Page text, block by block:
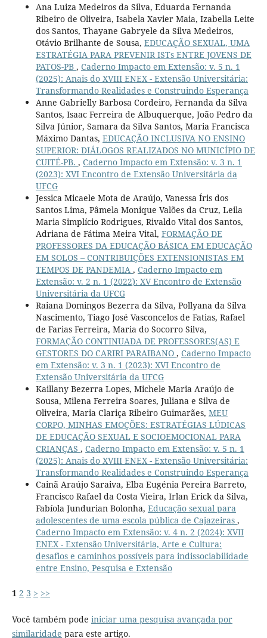
Ana Luiza Medeiros da Silva, Eduarda Fernanda
Ribeiro de Oliveira, Isabela Xavier Maia, Izabella Leite
dos Santos, Thayane Gabryele da Silva Medeiros,
Otávio Brilhante de Sousa, EDUCAÇÃO SEXUAL, UMA
ESTRATÉGIA PARA PREVENIR ISTs ENTRE JOVENS DE
PATOS-PB , Caderno Impacto em Extensão: v. 5 n. 1
(2025): Anais do XVIII ENEX - Extensão Universitária:
Transformando Realidades e Construindo Esperança
Anne Gabrielly Barbosa Cordeiro, Fernanda da Silva
Santos, Isaac Ferreira de Albuquerque, João Pedro da
Silva Júnior, Samara da Silva Santos, Maria Francisca
Máximo Dantas, EDUCAÇÃO INCLUSIVA NO ENSINO
SUPERIOR: DIÁLOGOS REALIZADOS NO MUNICÍPIO DE
CUITÉ-PB. , Caderno Impacto em Extensão: v. 3 n. 1
(2023): XVI Encontro de Extensão Universitária da
UFCG
Jessica Micaele Mota de Araújo, Vanessa Íris dos
Santos Lima, Pâmela Monique Valões da Cruz, Leila
Maria Simplício Rodrigues, Rivaldo Vital dos Santos,
Adriana de Fátima Meira Vital, FORMAÇÃO DE
PROFESSORES DA EDUCAÇÃO BÁSICA EM EDUCAÇÃO
EM SOLOS – CONTRIBUIÇÕES EXTENSIONISTAS EM
TEMPOS DE PANDEMIA , Caderno Impacto em
Extensão: v. 2 n. 1 (2022): XV Encontro de Extensão
Universitária da UFCG
Raiana Domingos Bezerra da Silva, Pollyana da Silva
Nascimento, Tiago José Vasconcelos de Fatias, Rafael
de Farias Ferreira, Maria do Socorro Silva,
FORMAÇÃO CONTINUADA DE PROFESSORES(AS) E
GESTORES DO CARIRI PARAIBANO , Caderno Impacto
em Extensão: v. 3 n. 1 (2023): XVI Encontro de
Extensão Universitária da UFCG
Kaillany Bezerra Lopes, Michele Maria Araújo de
Sousa, Milena Ferreira Soares, Juliana e Silva de
Oliveira, Maria Clariça Ribeiro Guimarães, MEU
CORPO, MINHAS EMOÇÕES: ESTRATÉGIAS LÚDICAS
DE EDUCAÇÃO SEXUAL E SOCIOEMOCIONAL PARA
CRIANÇAS , Caderno Impacto em Extensão: v. 5 n. 1
(2025): Anais do XVIII ENEX - Extensão Universitária:
Transformando Realidades e Construindo Esperança
Cainã Araújo Saraiva, Elba Eugénia Pereira Barreto,
Francisco Rafael da Costa Vieira, Irlan Erick da Silva,
Fabíola Jundurian Bolonha, Educação sexual para
adolescentes de uma escola pública de Cajazeiras ,
Caderno Impacto em Extensão: v. 4 n. 2 (2024): XVII
ENEX - Extensão Universitária, Arte e Cultura:
desafios e caminhos possíveis para indissociabilidade
entre Ensino, Pesquisa e Extensão
1 2 3 > >>
Você também pode iniciar uma pesquisa avançada por
similaridade para este artigo.